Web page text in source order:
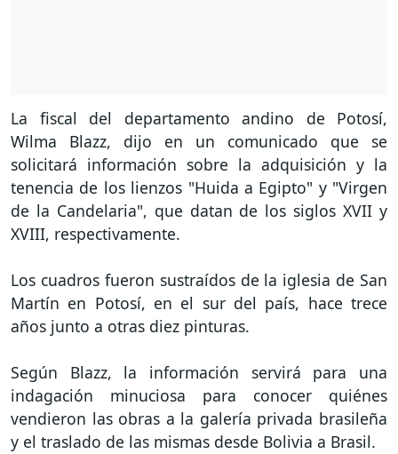
La fiscal del departamento andino de Potosí,
Wilma Blazz, dijo en un comunicado que se
solicitará información sobre la adquisición y la
tenencia de los lienzos "Huida a Egipto" y "Virgen
de la Candelaria", que datan de los siglos XVII y
XVIII, respectivamente.
Los cuadros fueron sustraídos de la iglesia de San
Martín en Potosí, en el sur del país, hace trece
años junto a otras diez pinturas.
Según Blazz, la información servirá para una
indagación minuciosa para conocer quiénes
vendieron las obras a la galería privada brasileña
y el traslado de las mismas desde Bolivia a Brasil.